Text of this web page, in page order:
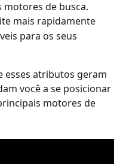
motores de busca.
mais rapidamente
para os seus
esses atributos geram
você a se posicionar
motores de